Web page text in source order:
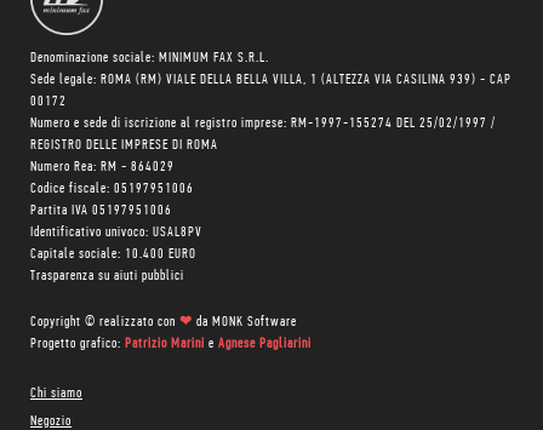
Denominazione sociale: MINIMUM FAX S.R.L.
Sede legale: ROMA (RM) VIALE DELLA BELLA VILLA, 1 (ALTEZZA VIA CASILINA 939) - CAP
00172
Numero e sede di iscrizione al registro imprese: RM-1997-155274 DEL 25/02/1997 /
REGISTRO DELLE IMPRESE DI ROMA
Numero Rea: RM - 864029
Codice fiscale: 05197951006
Partita IVA 05197951006
Identificativo univoco: USAL8PV
Capitale sociale: 10.400 EURO
Trasparenza su aiuti pubblici
Copyright © realizzato con ❤ da MONK Software
Progetto grafico: Patrizio Marini e Agnese Pagliarini
Chi siamo
Negozio